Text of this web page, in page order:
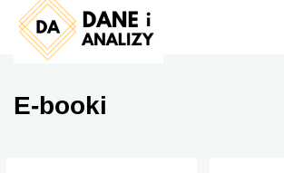
E-booki